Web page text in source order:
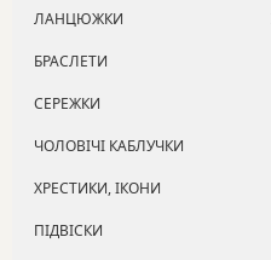
ЛАНЦЮЖКИ
БРАСЛЕТИ
СЕРЕЖКИ
ЧОЛОВІЧІ КАБЛУЧКИ
ХРЕСТИКИ, ІКОНИ
ПІДВІСКИ